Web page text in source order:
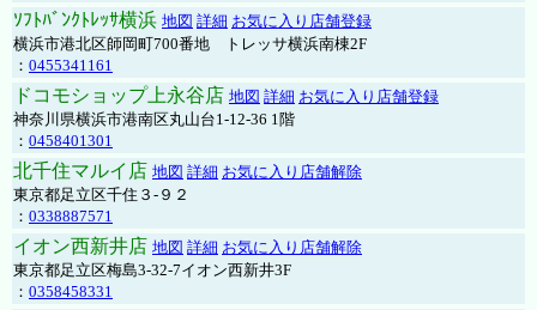
ｿﾌﾄﾊﾞﾝｸﾄﾚｯｻ横浜 地図 詳細 お気に入り店舗登録
横浜市港北区師岡町700番地 トレッサ横浜南棟2F
： 0455341161
ドコモショップ上永谷店 地図 詳細 お気に入り店舗登録
神奈川県横浜市港南区丸山台1-12-36 1階
： 0458401301
北千住マルイ店 地図 詳細 お気に入り店舗解除
東京都足立区千住３-９２
： 0338887571
イオン西新井店 地図 詳細 お気に入り店舗解除
東京都足立区梅島3-32-7イオン西新井3F
： 0358458331